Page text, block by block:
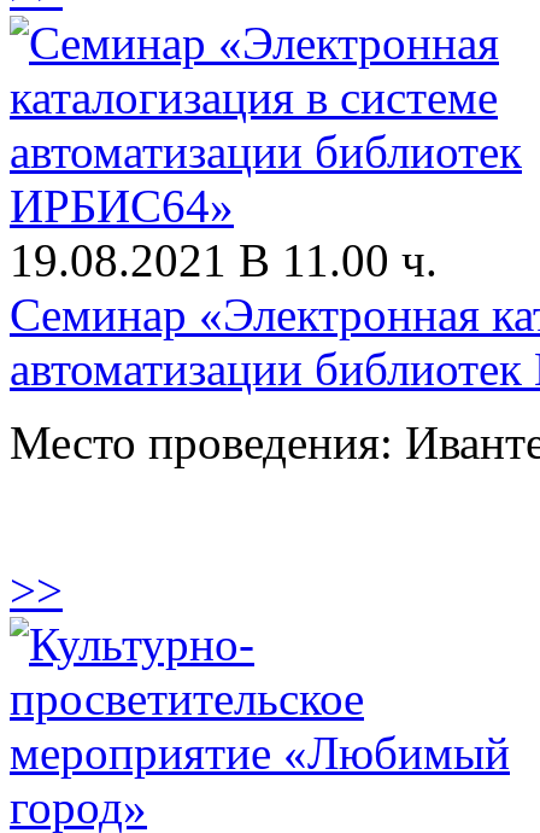
19.08.2021 В 11.00 ч.
Семинар «Электронная
автоматизации
Место проведения:
>>